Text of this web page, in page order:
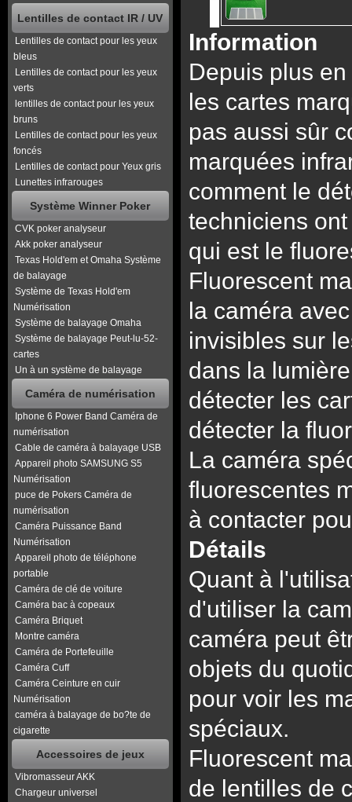
Lentilles de contact IR / UV
Lentilles de contact pour les yeux
bleus
Lentilles de contact pour les yeux
verts
lentilles de contact pour les yeux
bruns
Lentilles de contact pour les yeux
foncés
Lentilles de contact pour Yeux gris
Lunettes infrarouges
Système Winner Poker
CVK poker analyseur
Akk poker analyseur
Texas Hold'em et Omaha Système
de balayage
Système de Texas Hold'em
Numérisation
Système de balayage Omaha
Système de balayage Peut-lu-52-
cartes
Un à un système de balayage
Caméra de numérisation
Iphone 6 Power Band Caméra de
numérisation
Cable de caméra à balayage USB
Appareil photo SAMSUNG S5
Numérisation
puce de Pokers Caméra de
numérisation
Caméra Puissance Band
Numérisation
Appareil photo de téléphone
portable
Caméra de clé de voiture
Caméra bac à copeaux
Caméra Briquet
Montre caméra
Caméra de Portefeuille
Caméra Cuff
Caméra Ceinture en cuir
Numérisation
caméra à balayage de bo?te de
cigarette
Accessoires de jeux
Vibromasseur AKK
Chargeur universel
Information
Depuis plus
les cartes
pas aussi sûr
marquées
comment le
techniciens
qui est le
Fluorescent
la caméra
invisibles sur
dans la
détecter les
détecter la
La caméra
fluorescentes
à contacter
Détails
Quant à
d'utiliser la
caméra peut
objets du
pour voir les
spéciaux.
Fluorescent
de lentilles de